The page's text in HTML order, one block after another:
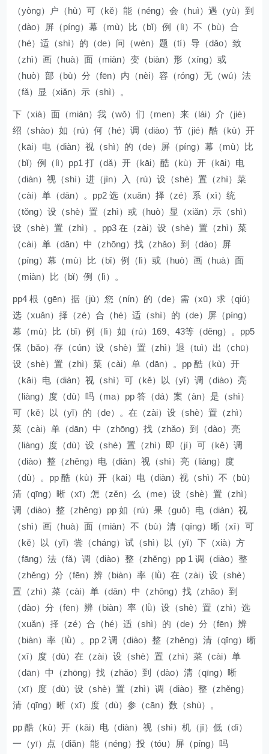
（yòng）户（hù）可（kě）能（néng）会（huì）遇（yù）到
（dào）屏（píng）幕（mù）比（bǐ）例（lì）不（bù）合
（hé）适（shì）的（de）问（wèn）题（tí）导（dǎo）致
（zhì）画（huà）面（miàn）变（biàn）形（xíng）或
（huò）部（bù）分（fēn）内（nèi）容（róng）无（wú）法
（fǎ）显（xiǎn）示（shì）。
下（xià）面（miàn）我（wǒ）们（men）来（lái）介（jiè）
绍（shào）如（rú）何（hé）调（diào）节（jié）酷（kù）开
（kāi）电（diàn）视（shì）的（de）屏（píng）幕（mù）比
（bǐ）例（lì）pp1 打（dǎ）开（kāi）酷（kù）开（kāi）电
（diàn）视（shì）进（jìn）入（rù）设（shè）置（zhì）菜
（cài）单（dān）。pp2 选（xuǎn）择（zé）系（xì）统
（tǒng）设（shè）置（zhì）或（huò）显（xiǎn）示（shì）
设（shè）置（zhì）。pp3 在（zài）设（shè）置（zhì）菜
（cài）单（dān）中（zhōng）找（zhǎo）到（dào）屏
（píng）幕（mù）比（bǐ）例（lì）或（huò）画（huà）面
（miàn）比（bǐ）例（lì）。
pp4 根（gēn）据（jù）您（nín）的（de）需（xū）求（qiú）
选（xuǎn）择（zé）合（hé）适（shì）的（de）屏（píng）
幕（mù）比（bǐ）例（lì）如（rú）169、43等（děng）。pp5
保（bǎo）存（cún）设（shè）置（zhì）退（tuì）出（chū）
设（shè）置（zhì）菜（cài）单（dān）。pp 酷（kù）开
（kāi）电（diàn）视（shì）可（kě）以（yǐ）调（diào）亮
（liàng）度（dù）吗（ma）pp 答（dá）案（àn）是（shì）
可（kě）以（yǐ）的（de）。在（zài）设（shè）置（zhì）
菜（cài）单（dān）中（zhōng）找（zhǎo）到（dào）亮
（liàng）度（dù）设（shè）置（zhì）即（jí）可（kě）调
（diào）整（zhěng）电（diàn）视（shì）亮（liàng）度
（dù）。pp 酷（kù）开（kāi）电（diàn）视（shì）不（bù）
清（qīng）晰（xī）怎（zěn）么（me）设（shè）置（zhì）
调（diào）整（zhěng）pp 如（rú）果（guǒ）电（diàn）视
（shì）画（huà）面（miàn）不（bù）清（qīng）晰（xī）可
（kě）以（yǐ）尝（cháng）试（shì）以（yǐ）下（xià）方
（fāng）法（fǎ）调（diào）整（zhěng）pp 1 调（diào）整
（zhěng）分（fēn）辨（biàn）率（lǜ）在（zài）设（shè）
置（zhì）菜（cài）单（dān）中（zhōng）找（zhǎo）到
（dào）分（fēn）辨（biàn）率（lǜ）设（shè）置（zhì）选
（xuǎn）择（zé）合（hé）适（shì）的（de）分（fēn）辨
（biàn）率（lǜ）。pp 2 调（diào）整（zhěng）清（qīng）晰
（xī）度（dù）在（zài）设（shè）置（zhì）菜（cài）单
（dān）中（zhōng）找（zhǎo）到（dào）清（qīng）晰
（xī）度（dù）设（shè）置（zhì）调（diào）整（zhěng）
清（qīng）晰（xī）度（dù）参（cān）数（shù）。
pp 酷（kù）开（kāi）电（diàn）视（shì）机（jī）低（dī）
一（yī）点（diǎn）能（néng）投（tóu）屏（píng）吗